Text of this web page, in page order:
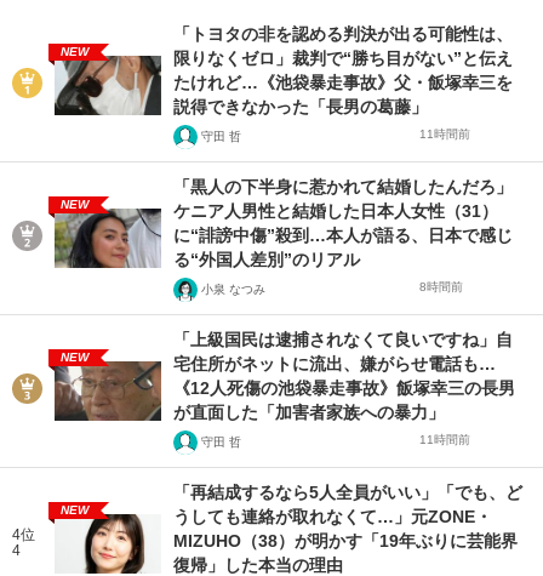
NEW
「トヨタの非を認める判決が出る可能性は、
限りなくゼロ」裁判で“勝ち目がない”と伝え
たけれど…《池袋暴走事故》父・飯塚幸三を
説得できなかった「長男の葛藤」
守田 哲 11時間前
NEW
「黒人の下半身に惹かれて結婚したんだろ」
ケニア人男性と結婚した日本人女性（31）
に“誹謗中傷”殺到…本人が語る、日本で感じ
る“外国人差別”のリアル
小泉 なつみ 8時間前
NEW
「上級国民は逮捕されなくて良いですね」自
宅住所がネットに流出、嫌がらせ電話も…
《12人死傷の池袋暴走事故》飯塚幸三の長男
が直面した「加害者家族への暴力」
守田 哲 11時間前
4位
4
NEW
「再結成するなら5人全員がいい」「でも、ど
うしても連絡が取れなくて…」元ZONE・
MIZUHO（38）が明かす「19年ぶりに芸能界
復帰」した本当の理由